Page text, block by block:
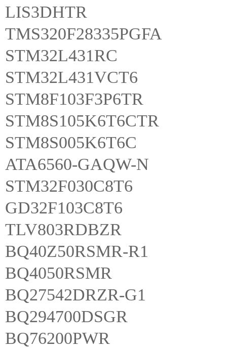
LIS3DHTR
TMS320F28335PGFA
STM32L431RC
STM32L431VCT6
STM8F103F3P6TR
STM8S105K6T6CTR
STM8S005K6T6C
ATA6560-GAQW-N
STM32F030C8T6
GD32F103C8T6
TLV803RDBZR
BQ40Z50RSMR-R1
BQ4050RSMR
BQ27542DRZR-G1
BQ294700DSGR
BQ76200PWR